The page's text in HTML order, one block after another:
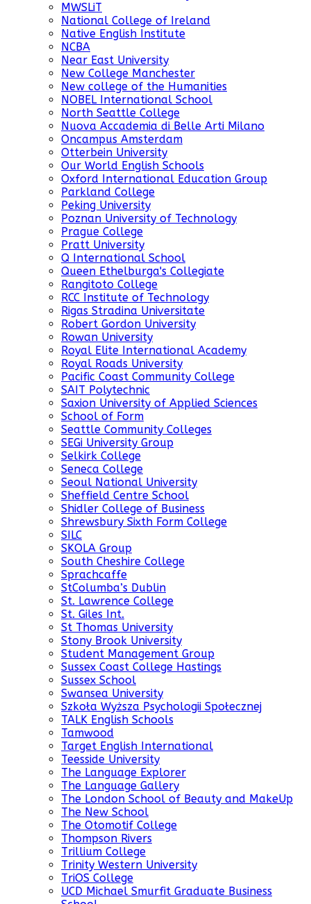
MWSLiT
National College of Ireland
Native English Institute
NCBA
Near East University
New College Manchester
New college of the Humanities
NOBEL International School
North Seattle College
Nuova Accademia di Belle Arti Milano
Oncampus Amsterdam
Otterbein University
Our World English Schools
Oxford International Education Group
Parkland College
Peking University
Poznan University of Technology
Prague College
Pratt University
Q International School
Queen Ethelburga's Collegiate
Rangitoto College
RCC Institute of Technology
Rigas Stradina Universitate
Robert Gordon University
Rowan University
Royal Elite International Academy
Royal Roads University
Pacific Coast Community College
SAIT Polytechnic
Saxion University of Applied Sciences
School of Form
Seattle Community Colleges
SEGi University Group
Selkirk College
Seneca College
Seoul National University
Sheffield Centre School
Shidler College of Business
Shrewsbury Sixth Form College
SILC
SKOLA Group
South Cheshire College
Sprachcaffe
StColumba’s Dublin
St. Lawrence College
St. Giles Int.
St Thomas University
Stony Brook University
Student Management Group
Sussex Coast College Hastings
Sussex School
Swansea University
Szkoła Wyższa Psychologii Społecznej
TALK English Schools
Tamwood
Target English International
Teesside University
The Language Explorer
The Language Gallery
The London School of Beauty and MakeUp
The New School
The Otomotif College
Thompson Rivers
Trillium College
Trinity Western University
TriOS College
UCD Michael Smurfit Graduate Business